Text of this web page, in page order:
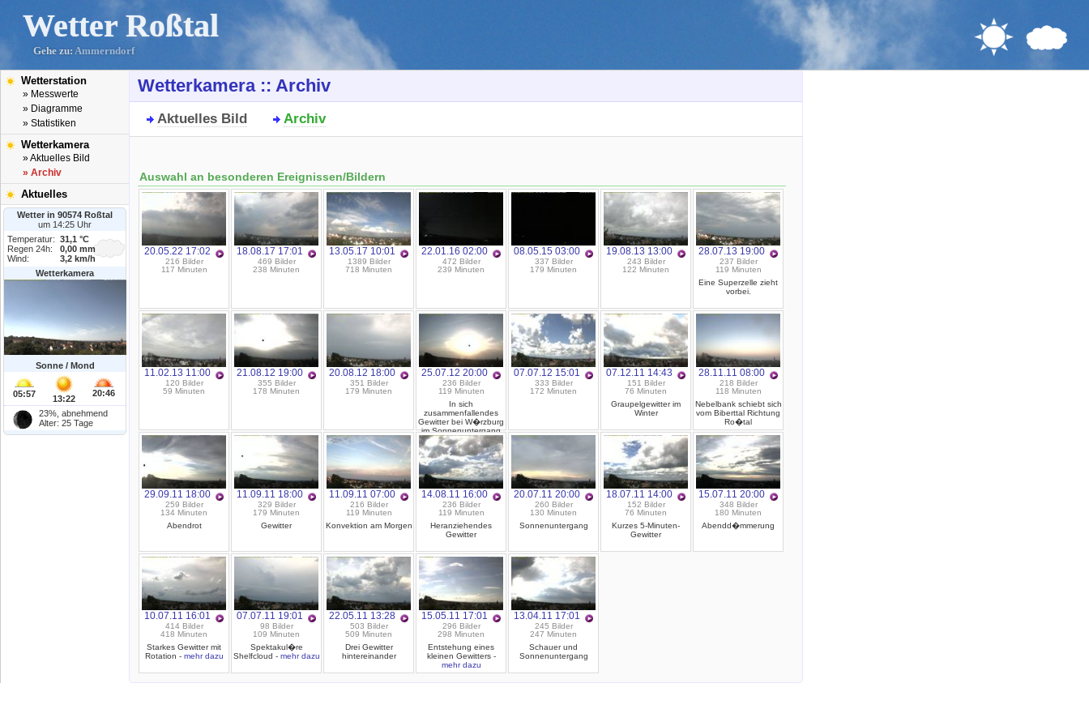
Wetter Roßtal
Gehe zu: Ammerndorf
Wetterstation
» Messwerte
» Diagramme
» Statistiken
Wetterkamera
» Aktuelles Bild
» Archiv
Aktuelles
Wetter in 90574 Roßtal
um 14:25 Uhr
Temperatur:
31,1 °C
Regen 24h:
0,00 mm
Wind:
3,2 km/h
Wetterkamera
Sonne / Mond
05:57 13:22
20:46
23%, abnehmend
Alter: 25 Tage
Wetterkamera :: Archiv
Aktuelles Bild Archiv
Auswahl an besonderen Ereignissen/Bildern
20.05.22 17:02
216 Bilder
117 Minuten
18.08.17 17:01
469 Bilder
238 Minuten
13.05.17 10:01
1389 Bilder
718 Minuten
22.01.16 02:00
472 Bilder
239 Minuten
08.05.15 03:00
337 Bilder
179 Minuten
19.08.13 13:00
243 Bilder
122 Minuten
28.07.13 19:00
237 Bilder
119 Minuten
Eine Superzelle zieht
vorbei.
11.02.13 11:00
120 Bilder
59 Minuten
21.08.12 19:00
355 Bilder
178 Minuten
20.08.12 18:00
351 Bilder
179 Minuten
25.07.12 20:00
236 Bilder
119 Minuten
In sich
zusammenfallendes
Gewitter bei W�rzburg
im Sonnenuntergang
07.07.12 15:01
333 Bilder
172 Minuten
07.12.11 14:43
151 Bilder
76 Minuten
Graupelgewitter im
Winter
28.11.11 08:00
218 Bilder
118 Minuten
Nebelbank schiebt sich
vom Biberttal Richtung
Ro�tal
29.09.11 18:00
259 Bilder
134 Minuten
Abendrot
11.09.11 18:00
329 Bilder
179 Minuten
Gewitter
11.09.11 07:00
216 Bilder
119 Minuten
Konvektion am Morgen
14.08.11 16:00
236 Bilder
119 Minuten
Heranziehendes
Gewitter
20.07.11 20:00
260 Bilder
130 Minuten
Sonnenuntergang
18.07.11 14:00
152 Bilder
76 Minuten
Kurzes 5-Minuten-
Gewitter
15.07.11 20:00
348 Bilder
180 Minuten
Abendd�mmerung
10.07.11 16:01
414 Bilder
418 Minuten
Starkes Gewitter mit
Rotation - mehr dazu
07.07.11 19:01
98 Bilder
109 Minuten
Spektakul�re
Shelfcloud - mehr dazu
22.05.11 13:28
503 Bilder
509 Minuten
Drei Gewitter
hintereinander
15.05.11 17:01
296 Bilder
298 Minuten
Entstehung eines
kleinen Gewitters -
mehr dazu
13.04.11 17:01
245 Bilder
247 Minuten
Schauer und
Sonnenuntergang